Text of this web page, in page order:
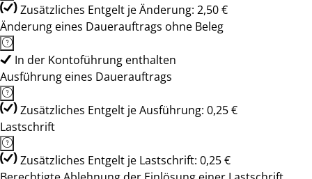
Zusätzliches Entgelt je Änderung: 2,50 €
Änderung eines Dauerauftrags ohne Beleg
In der Kontoführung enthalten
Ausführung eines Dauerauftrags
Zusätzliches Entgelt je Ausführung: 0,25 €
Lastschrift
Zusätzliches Entgelt je Lastschrift: 0,25 €